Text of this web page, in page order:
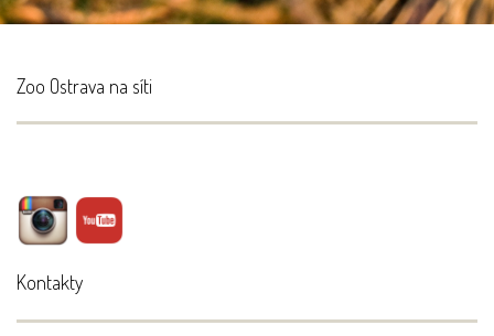
Zoo Ostrava na síti
Kontakty